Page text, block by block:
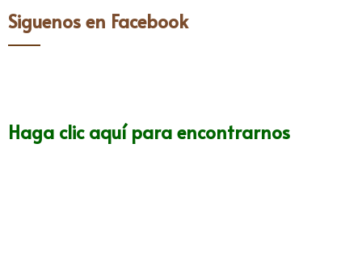
Siguenos en Facebook
Haga clic aquí para encontrarnos